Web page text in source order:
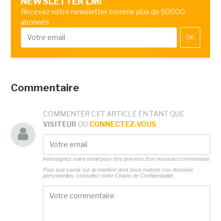
Recevez notre newsletter comme plus de 50000
abonnés
OK
Commentaire
COMMENTER CET ARTICLE EN TANT QUE
VISITEUR OU CONNECTEZ-VOUS
Renseignez votre email pour être prévenu d'un nouveau commentaire
Pour tout savoir sur la manière dont nous traitons vos données
personnelles, consultez notre Charte de Confidentialité.